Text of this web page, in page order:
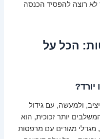
לא רוצה להפסיד הכנסה
הכל על
ולמעשה, עם גידול
יותר זכוכית, הוא
מגדלי מגורים עם מרפסות